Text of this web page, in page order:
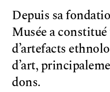
Depuis sa
Musée a
d’artefacts
d’art,
dons.